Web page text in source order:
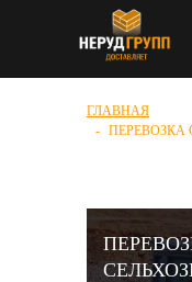
ГЛАВНАЯ
ПЕРЕВОЗКА